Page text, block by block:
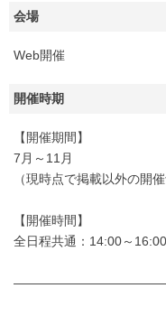
会場
Web開催
開催時期
【開催期間】
7月～11月
（現時点で掲載以外の開
【開催時間】
全日程共通：14:00～